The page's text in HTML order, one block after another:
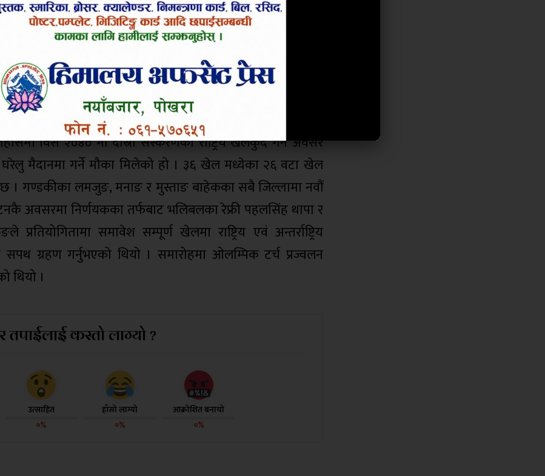
कमिटिका अध्यक्ष जीवनराम श्रेष्ठले पोखरामा भएको यस खेलले
अझै उजागर गर्ने बताउनुभयो । राष्ट्रिय खेलकुद परिषद्का
इतिहासमा यसको महत्वपूर्ण स्थान रहने बताउनुभयो । कूल
प्रतियोगितामा सात प्रदेश, तीन विभागीय र एनआरएन गरी ११
भाग लिने जनाइएको छ । प्रतियोगितामा करिब एक
विसं २०४० मा दोस्रो संस्करणको राष्ट्रिय खेलकुद गर्ने अवसर
घरेलु मैदानमा गर्ने मौका मिलेको हो । ३६ खेल मध्येका २६ वटा खेल
। गण्डकीका लमजुङ, मनाङ र मुस्ताङ बाहेकका सबै जिल्लामा नवौं
अवसरमा निर्णयकका तर्फबाट भलिबलका रेफ्री पहलसिंह थापा र
समावेश सम्पूर्ण खेलमा राष्ट्रिय एवं अन्तर्राष्ट्रिय
ग्रहण गर्नुभएको थियो । समारोहमा ओलम्पिक टर्च प्रज्वलन
थियो ।
कस्तो लाग्यो ?
उत्साहित
०%
हाँसो लाग्यो
०%
आक्रोशित बनायो
०%